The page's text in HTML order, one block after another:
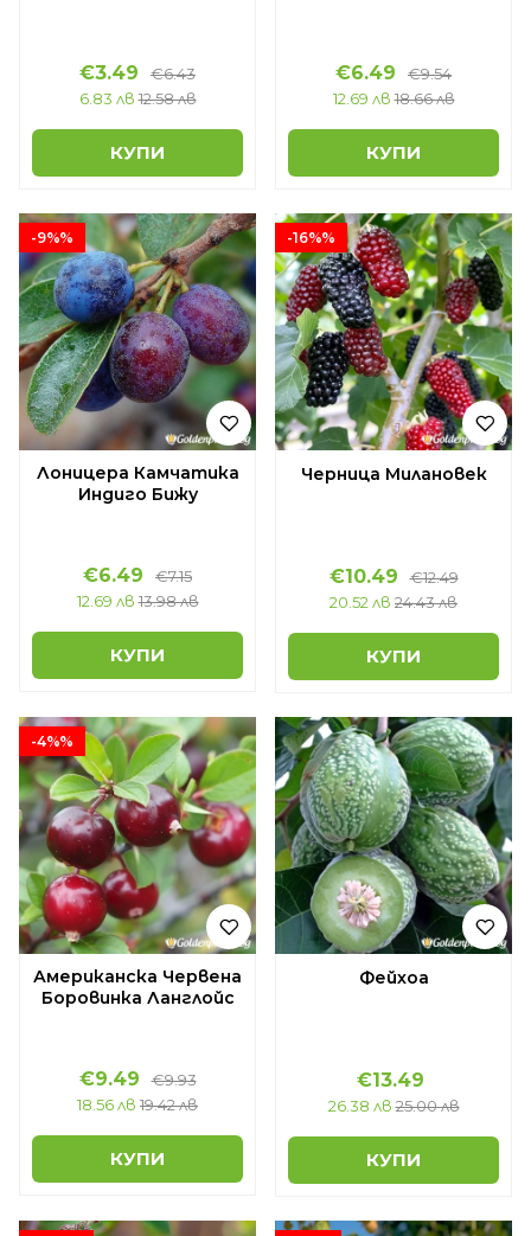
€3.49
€6.43
6.83 лв 12.58 лв
КУПИ
€6.49
€9.54
12.69 лв 18.66 лв
КУПИ
-9%%
Лоницера Камчатика
Индиго Бижу
€6.49
€7.15
12.69 лв 13.98 лв
КУПИ
-16%%
Черница Милановек
€10.49
€12.49
20.52 лв 24.43 лв
КУПИ
-4%%
Американска Червена
Боровинка Ланглойс
€9.49
€9.93
18.56 лв 19.42 лв
КУПИ
Фейхоа
€13.49
26.38 лв 25.00 лв
КУПИ